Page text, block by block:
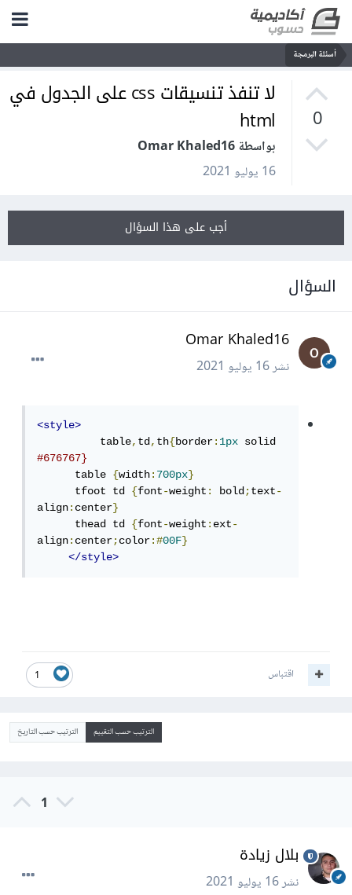
أسئلة البرمجة
0
لا تنفذ تنسيقات css على الجدول في
html
بواسطة Omar Khaled16
16 يوليو 2021
أجب على هذا السؤال
السؤال
Omar Khaled16
نشر16 يوليو 2021
<style>
          table
,td,th{border:1px
#676767}
      table
{width:700px}
      tfoot td
{font-weight: bold;text-
align:center}
      thead td
{font-weight:ext-
align:center;color:#00F}
</style>
1 اقتباس
الترتيب حسب التقييم الترتيب حسب التاريخ
1
بلال زيادة
نشر16 يوليو 2021